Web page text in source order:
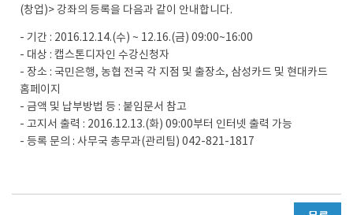
(창업)> 강좌의 등록을 다음과 같이 안내합니다.
- 기간 : 2016.12.14.(수) ~ 12.16.(금) 09:00~16:00
- 대상 : 캡스톤디자인 수강신청자
- 장소 : 국민은행, 농협 전국 각 지점 및 출장소, 삼성카드 및 현대카드
홈페이지
- 금액 및 납부방법 등 : 붙임문서 참고
- 고지서 출력 : 2016.12.13.(화) 09:00부터 인터넷 출력 가능
- 등록 문의 : 사무국 총무과(관리팀) 042-821-1817